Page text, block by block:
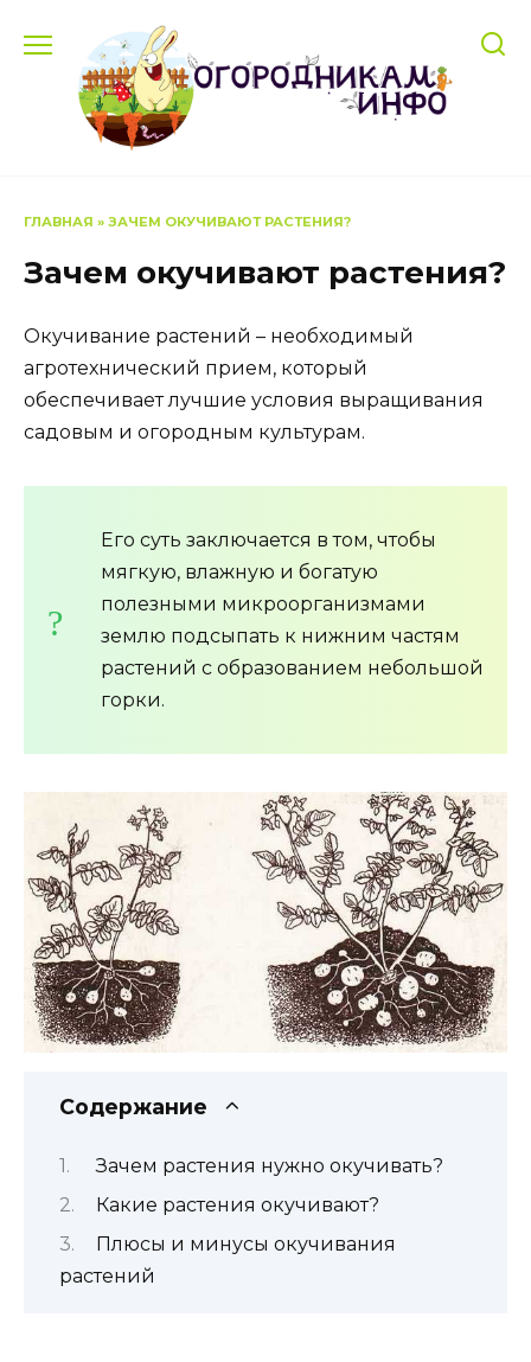
содержанию
ГЛАВНАЯ » ЗАЧЕМ ОКУЧИВАЮТ РАСТЕНИЯ?
Зачем окучивают растения?
Окучивание растений – необходимый
агротехнический прием, который
обеспечивает лучшие условия выращивания
садовым и огородным культурам.
Его суть заключается в том, чтобы
мягкую, влажную и богатую
полезными микроорганизмами
землю подсыпать к нижним частям
растений с образованием небольшой
горки.
Содержание
Зачем растения нужно окучивать?
Какие растения окучивают?
Плюсы и минусы окучивания
растений